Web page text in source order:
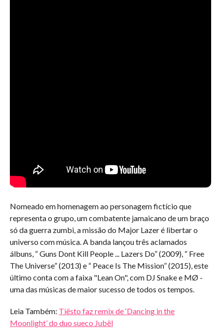
Nomeado em homenagem ao personagem fictício que
representa o grupo, um combatente jamaicano de um braço
só da guerra zumbi, a missão do Major Lazer é libertar o
universo com música. A banda lançou três aclamados
álbuns, “ Guns Dont Kill People ... Lazers Do” (2009), “ Free
The Universe” (2013) e “ Peace Is The Mission” (2015), este
último conta com a faixa "Lean On", com DJ Snake e MØ -
uma das músicas de maior sucesso de todos os tempos.
Leia Também: Tiësto faz remix de ‘Dancing in the
Moonlight’ do duo sueco Jubël